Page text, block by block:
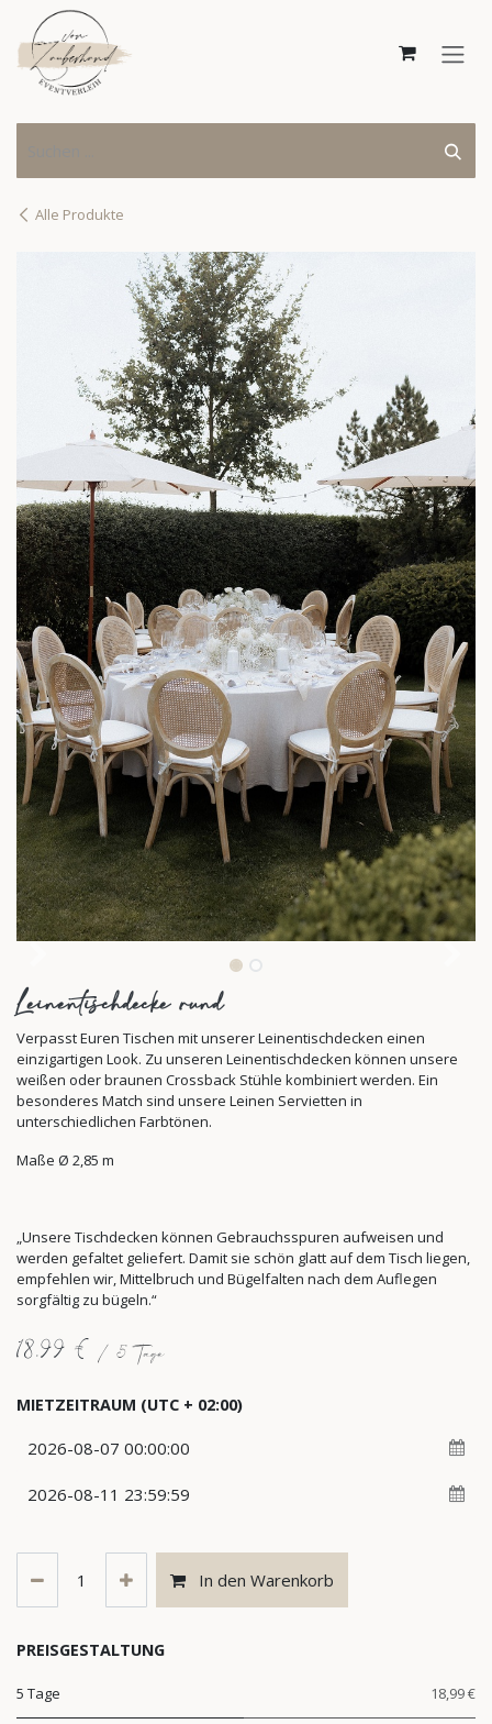
Zum Inhalt springen
Alle Produkte
Leinentischdecke rund
Verpasst Euren Tischen mit unserer Leinentischdecken einen
einzigartigen Look. Zu unseren Leinentischdecken können unsere
weißen oder braunen Crossback Stühle kombiniert werden. Ein
besonderes Match sind unsere Leinen Servietten in
unterschiedlichen Farbtönen.
Maße Ø 2,85 m
„Unsere Tischdecken können Gebrauchsspuren aufweisen und
werden gefaltet geliefert. Damit sie schön glatt auf dem Tisch liegen,
empfehlen wir, Mittelbruch und Bügelfalten nach dem Auflegen
sorgfältig zu bügeln.“
18,99 € / 5 Tage
MIETZEITRAUM (UTC + 02:00)
In den Warenkorb
PREISGESTALTUNG
5 Tage 18,99 €